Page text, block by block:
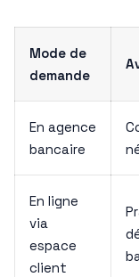
Mode de
demande
En agence
bancaire
En ligne
via
espace
client